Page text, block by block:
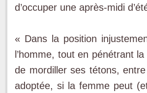
d’occuper une après-midi
« Dans la position
l’homme, tout en pénétrant
de mordiller ses tétons,
adoptée, si la femme peut